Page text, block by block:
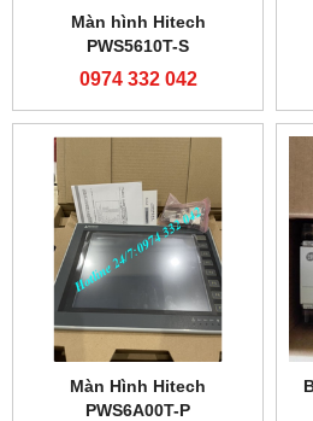
Màn hình Hitech
PWS5610T-S
0974 332 042
Màn Hình Hitech
PWS6A00T-P